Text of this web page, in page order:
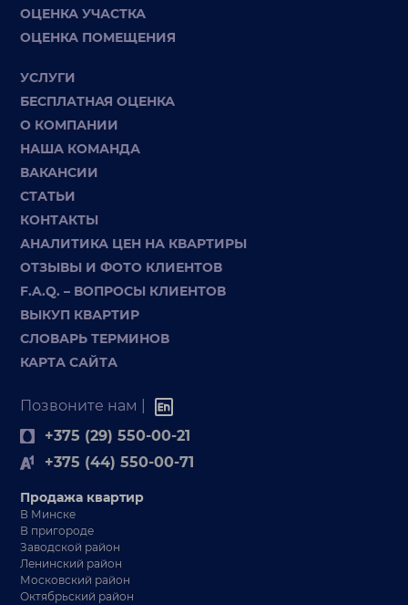
ОЦЕНКА УЧАСТКА
ОЦЕНКА ПОМЕЩЕНИЯ
УСЛУГИ
БЕСПЛАТНАЯ ОЦЕНКА
О КОМПАНИИ
НАША КОМАНДА
ВАКАНСИИ
СТАТЬИ
КОНТАКТЫ
АНАЛИТИКА ЦЕН НА КВАРТИРЫ
ОТЗЫВЫ И ФОТО КЛИЕНТОВ
F.A.Q. – ВОПРОСЫ КЛИЕНТОВ
ВЫКУП КВАРТИР
СЛОВАРЬ ТЕРМИНОВ
КАРТА САЙТА
Позвоните нам |
+375 (29) 550-00-21
+375 (44) 550-00-71
Продажа квартир
В Минске
В пригороде
Заводской район
Ленинский район
Московский район
Октябрьский район